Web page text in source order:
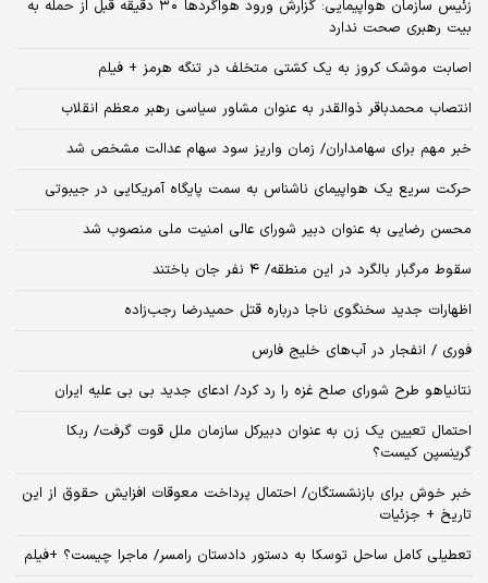
زئیس سازمان هواپیمایی: گزارش ورود هواگردها ٣٠ دقیقه قبل از حمله به
بیت رهبری صحت ندارد
اصابت موشک کروز به یک کشتی متخلف در تنگه هرمز + فیلم
انتصاب محمدباقر ذوالقدر به عنوان مشاور سیاسی رهبر معظم انقلاب
خبر مهم برای سهامداران/ زمان واریز سود سهام عدالت مشخص شد
حرکت سریع یک هواپیمای ناشناس به سمت پایگاه آمریکایی در جیبوتی
محسن رضایی به عنوان دبیر شورای عالی امنیت ملی منصوب شد
سقوط مرگبار بالگرد در این منطقه/ ۴ نفر جان باختند
اظهارات جدید سخنگوی ناجا درباره قتل حمیدرضا رجب‌زاده
فوری / انفجار در آب‌های خلیج فارس
نتانیاهو طرح شورای صلح غزه را رد کرد/ ادعای جدید بی بی علیه ایران
احتمال تعیین یک زن به عنوان دبیرکل سازمان ملل قوت گرفت/ ربکا
گرینسپن کیست؟
خبر خوش برای بازنشستگان/ احتمال پرداخت معوقات افزایش حقوق از این
تاریخ + جزئیات
تعطیلی کامل ساحل توسکا به دستور دادستان رامسر/ ماجرا چیست؟ +فیلم